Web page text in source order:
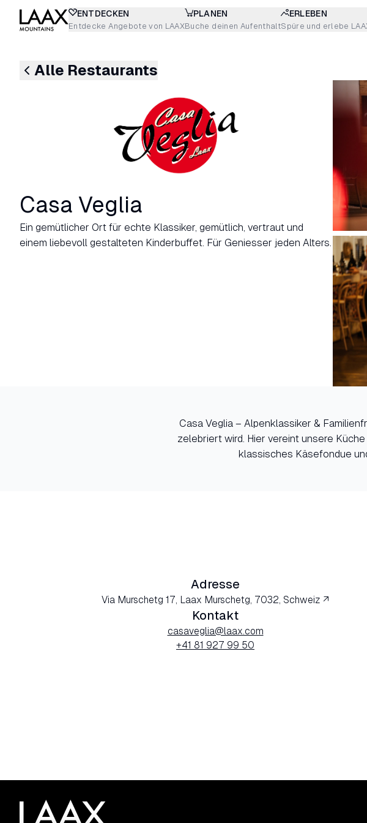
ENTDECKEN
Entdecke Angebote von LAAX
PLANEN
Buche deinen Aufenthalt
ERLEBEN
Spüre und erlebe
Alle Restaurants
Casa Veglia
Ein gemütlicher Ort für echte Klassiker, gemütlich, vertraut und
einem liebevoll gestalteten Kinderbuffet. Für Geniesser jeden Alters.
Casa Veglia – Alpenklassiker &
zelebriert wird. Hier vereint unsere
klassisches Käsefondue
Adresse
Via Murschetg 17, Laax Murschetg, 7032, Schweiz ↗
Kontakt
casaveglia@laax.com
+41 81 927 99 50